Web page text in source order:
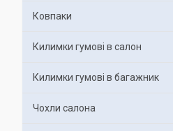
Ковпаки
Килимки гумові в салон
Килимки гумові в багажник
Чохли салона